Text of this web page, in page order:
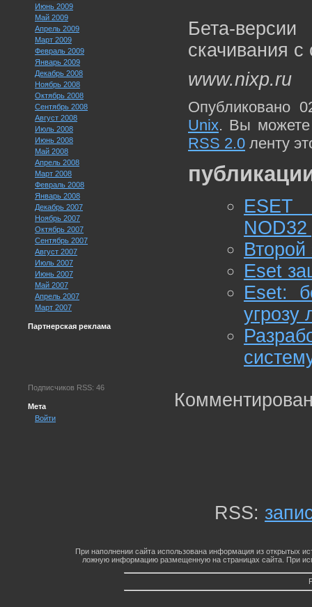
Июнь 2009
Май 2009
Апрель 2009
Март 2009
Февраль 2009
Январь 2009
Декабрь 2008
Ноябрь 2008
Октябрь 2008
Сентябрь 2008
Август 2008
Июль 2008
Июнь 2008
Май 2008
Апрель 2008
Март 2008
Февраль 2008
Январь 2008
Декабрь 2007
Ноябрь 2007
Октябрь 2007
Сентябрь 2007
Август 2007
Июль 2007
Июнь 2007
Май 2007
Апрель 2007
Март 2007
Партнерская реклама
Подписчиков RSS: 46
Мета
Войти
Бета-
скачивания с
www.nixp.ru
Опубликовано
Unix. Вы можете
RSS 2.0 ленту
ESET
Второй
Eset
Eset:
RSS:
При наполнении сайта использована информация из открытых
ложную информацию размещенную на страницах сайта. При